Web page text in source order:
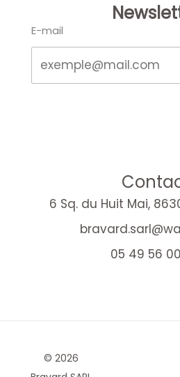
E-mail
6 Sq. du Huit Mai,
05 49 56
© 2026